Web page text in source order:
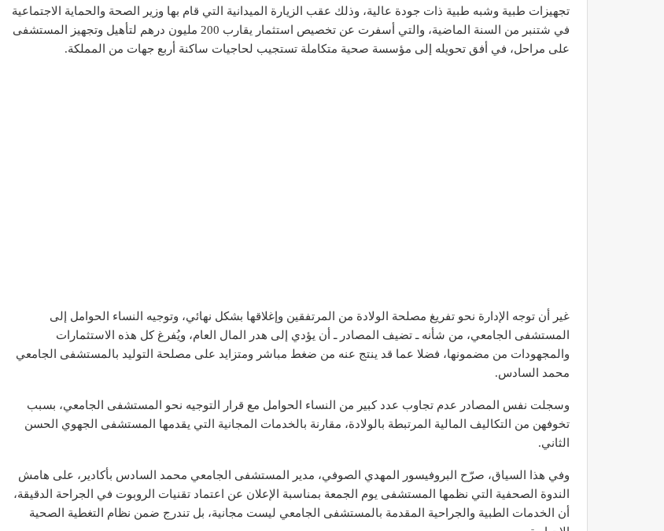
تجهيزات طبية وشبه طبية ذات جودة عالية، وذلك عقب الزيارة الميدانية التي قام بها وزير الصحة والحماية الاجتماعية
في شتنبر من السنة الماضية، والتي أسفرت عن تخصيص استثمار يقارب 200 مليون درهم لتأهيل وتجهيز المستشفى
على مراحل، في أفق تحويله إلى مؤسسة صحية متكاملة تستجيب لحاجيات ساكنة أربع جهات من المملكة.
غير أن توجه الإدارة نحو تفريغ مصلحة الولادة من المرتفقين وإغلاقها بشكل نهائي، وتوجيه النساء الحوامل إلى
المستشفى الجامعي، من شأنه ـ تضيف المصادر ـ أن يؤدي إلى هدر المال العام، ويُفرغ كل هذه الاستثمارات
والمجهودات من مضمونها، فضلا عما قد ينتج عنه من ضغط مباشر ومتزايد على مصلحة التوليد بالمستشفى الجامعي
محمد السادس.
وسجلت نفس المصادر عدم تجاوب عدد كبير من النساء الحوامل مع قرار التوجيه نحو المستشفى الجامعي، بسبب
تخوفهن من التكاليف المالية المرتبطة بالولادة، مقارنة بالخدمات المجانية التي يقدمها المستشفى الجهوي الحسن
الثاني.
وفي هذا السياق، صرّح البروفيسور المهدي الصوفي، مدير المستشفى الجامعي محمد السادس بأكادير، على هامش
الندوة الصحفية التي نظمها المستشفى يوم الجمعة بمناسبة الإعلان عن اعتماد تقنيات الروبوت في الجراحة الدقيقة،
أن الخدمات الطبية والجراحية المقدمة بالمستشفى الجامعي ليست مجانية، بل تندرج ضمن نظام التغطية الصحية
مصحة الأخوين بالصويرة توفير معدات
ديسمبر 14, 2022
قرار جديد يعيد تنظيم تعويضات الحراسة
أبريل 16, 2026